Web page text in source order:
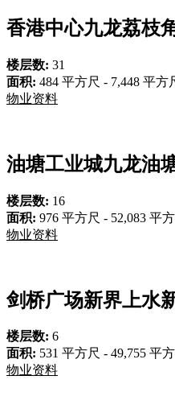
香港中心九龙荔枝
楼层数: 31
面积: 484 平方尺 - 7,448 平方
物业资料
油塘工业城九龙油
楼层数: 16
面积: 976 平方尺 - 52,083 平
物业资料
剑桥广场新界上水
楼层数: 6
面积: 531 平方尺 - 49,755 平
物业资料